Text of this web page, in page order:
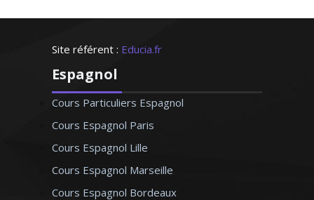
Site référent : Educia.fr
Espagnol
Cours Particuliers Espagnol
Cours Espagnol Paris
Cours Espagnol Lille
Cours Espagnol Marseille
Cours Espagnol Bordeaux